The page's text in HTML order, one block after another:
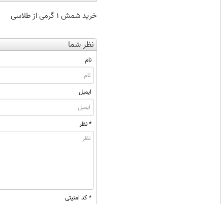
خرید شمش 1 گرمی از طلاسی
نظر شما
نام
ایمیل
* نظر
* کد امنیتی